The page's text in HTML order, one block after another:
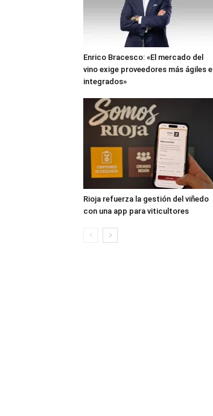
Enrico Bracesco: «El mercado del
vino exige proveedores más ágiles e
integrados»
Rioja refuerza la gestión del viñedo
con una app para viticultores